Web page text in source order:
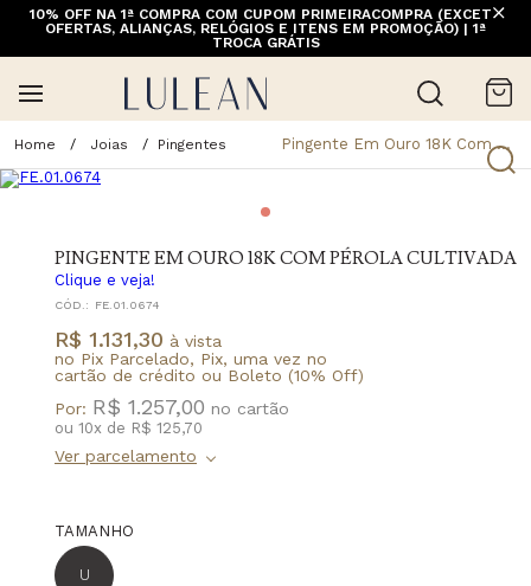
10% OFF NA 1ª COMPRA COM CUPOM PRIMEIRACOMPRA (EXCETO
OFERTAS, ALIANÇAS, RELÓGIOS E ITENS EM PROMOÇÃO) | 1ª
TROCA GRÁTIS
Joias Pingentes Pingente Em Ouro 18K Com Pérola Cultivada
PINGENTE EM OURO 18K COM PÉROLA CULTIVADA
Clique e veja!
CÓD.: FE.01.0674
R$ 1.131,30 à vista
no Pix Parcelado, Pix, uma vez no
cartão de crédito ou Boleto (10% Off)
Por: R$ 1.257,00
ou 10x de R$ 125,70
TAMANHO
U